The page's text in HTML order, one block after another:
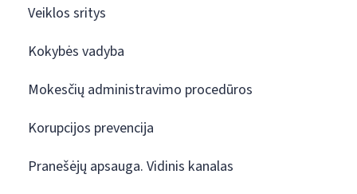
Veiklos sritys
Kokybės vadyba
Mokesčių administravimo procedūros
Korupcijos prevencija
Pranešėjų apsauga. Vidinis kanalas